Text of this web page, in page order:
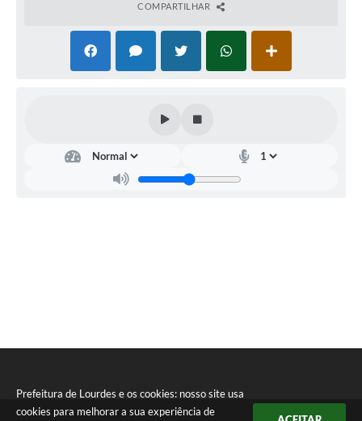
Prefeitura de Lourdes e os cookies: nosso site usa
cookies para melhorar a sua experiência de
Junta Militar
Nota Fiscal Eletrônica
COMPARTILHAR